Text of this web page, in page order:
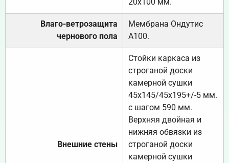
Влаго-ветрозащита
чернового пола
Мембрана Ондутис
А100.
Внешние стены
Стойки каркаса из
строганой доски
камерной сушки
45х145/45х195+/-5 мм.
с шагом 590 мм.
Верхняя двойная и
нижняя обвязки из
строганой доски
камерной сушки